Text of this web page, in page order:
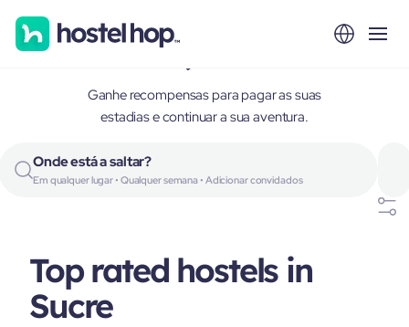
Sucre, Bolivia
Ganhe recompensas para pagar as suas
estadias e continuar a sua aventura.
Onde está a saltar?
Em qualquer lugar • Qualquer semana • Adicionar convidados
Top rated hostels in
Sucre